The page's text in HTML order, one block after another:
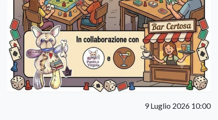
9 Luglio 2026 10:00